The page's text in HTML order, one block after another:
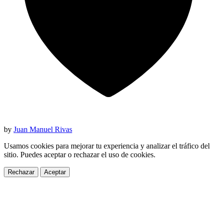
by Juan Manuel Rivas
Usamos cookies para mejorar tu experiencia y analizar el tráfico del
sitio. Puedes aceptar o rechazar el uso de cookies.
Rechazar Aceptar